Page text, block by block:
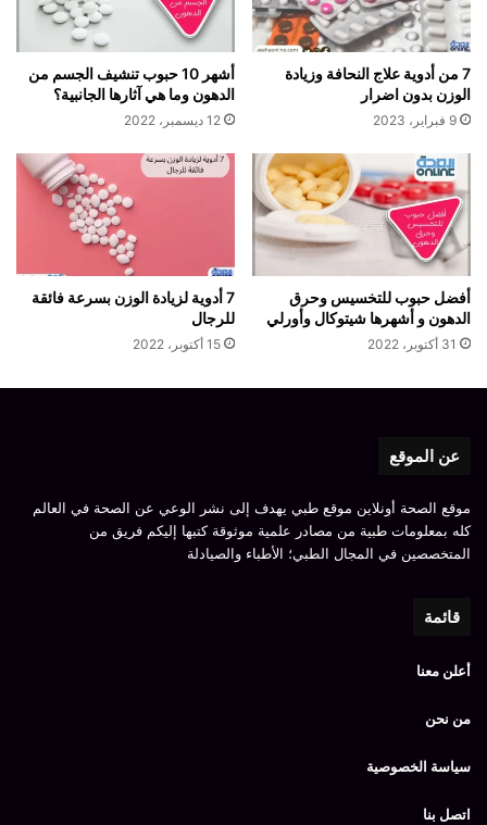
7 من أدوية علاج النحافة وزيادة
الوزن بدون اضرار
9 فبراير، 2023
أشهر 10 حبوب تنشيف الجسم من
الدهون وما هي آثارها الجانبية؟
12 ديسمبر، 2022
أفضل حبوب للتخسيس وحرق
الدهون و أشهرها شيتوكال وأورلي
31 أكتوبر، 2022
7 أدوية لزيادة الوزن بسرعة فائقة
للرجال
15 أكتوبر، 2022
عن الموقع
موقع الصحة أونلاين موقع طبي يهدف إلى نشر الوعي عن الصحة في العالم
كله بمعلومات طبية من مصادر علمية موثوقة كتبها إليكم فريق من
المتخصصين في المجال الطبي؛ الأطباء والصيادلة
قائمة
أعلن معنا
من نحن
سياسة الخصوصية
اتصل بنا